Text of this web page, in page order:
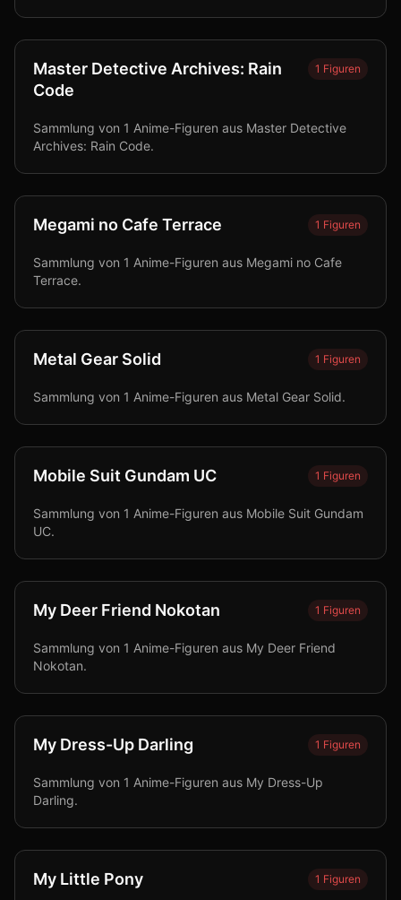
Master Detective Archives: Rain
Code
1 Figuren
Sammlung von 1 Anime-Figuren aus Master Detective
Archives: Rain Code.
Megami no Cafe Terrace 1 Figuren
Sammlung von 1 Anime-Figuren aus Megami no Cafe
Terrace.
Metal Gear Solid 1 Figuren
Sammlung von 1 Anime-Figuren aus Metal Gear Solid.
Mobile Suit Gundam UC 1 Figuren
Sammlung von 1 Anime-Figuren aus Mobile Suit Gundam
UC.
My Deer Friend Nokotan 1 Figuren
Sammlung von 1 Anime-Figuren aus My Deer Friend
Nokotan.
My Dress-Up Darling 1 Figuren
Sammlung von 1 Anime-Figuren aus My Dress-Up
Darling.
My Little Pony 1 Figuren